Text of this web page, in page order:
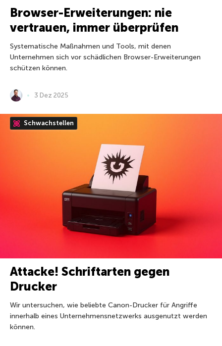
Browser-Erweiterungen: nie
vertrauen, immer überprüfen
Systematische Maßnahmen und Tools, mit denen
Unternehmen sich vor schädlichen Browser-Erweiterungen
schützen können.
3 Dez 2025
Schwachstellen
Attacke! Schriftarten gegen
Drucker
Wir untersuchen, wie beliebte Canon-Drucker für Angriffe
innerhalb eines Unternehmensnetzwerks ausgenutzt werden
können.